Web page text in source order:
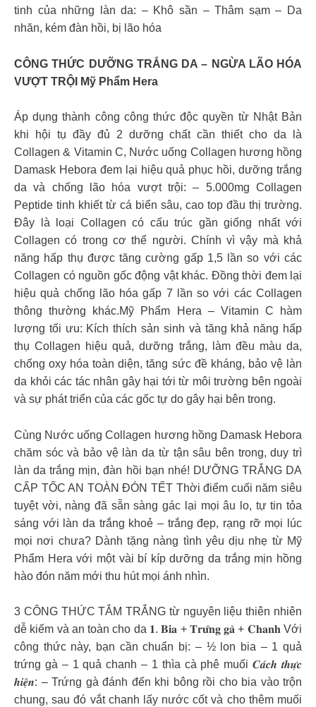
tinh của những làn da: – Khô sần – Thâm sạm – Da
nhăn, kém đàn hồi, bị lão hóa
CÔNG THỨC DƯỠNG TRẮNG DA – NGỪA LÃO HÓA
VƯỢT TRỘI Mỹ Phẩm Hera
Áp dụng thành công công thức độc quyền từ Nhật Bản
khi hội tụ đầy đủ 2 dưỡng chất cần thiết cho da là
Collagen & Vitamin C, Nước uống Collagen hương hồng
Damask Hebora đem lại hiệu quả phục hồi, dưỡng trắng
da và chống lão hóa vượt trội: – 5.000mg Collagen
Peptide tinh khiết từ cá biển sâu, cao top đầu thị trường.
Đây là loại Collagen có cấu trúc gần giống nhất với
Collagen có trong cơ thể người. Chính vì vậy mà khả
năng hấp thụ được tăng cường gấp 1,5 lần so với các
Collagen có nguồn gốc động vật khác. Đồng thời đem lại
hiệu quả chống lão hóa gấp 7 lần so với các Collagen
thông thường khác.Mỹ Phẩm Hera – Vitamin C hàm
lượng tối ưu: Kích thích sản sinh và tăng khả năng hấp
thụ Collagen hiệu quả, dưỡng trắng, làm đều màu da,
chống oxy hóa toàn diện, tăng sức đề kháng, bảo vệ làn
da khỏi các tác nhân gây hại tới từ môi trường bên ngoài
và sự phát triển của các gốc tự do gây hại bên trong.
Cùng Nước uống Collagen hương hồng Damask Hebora
chăm sóc và bảo vệ làn da từ tận sâu bên trong, duy trì
làn da trắng mịn, đàn hồi bạn nhé! DƯỠNG TRẮNG DA
CẤP TỐC AN TOÀN ĐÓN TẾT Thời điểm cuối năm siêu
tuyệt vời, nàng đã sẵn sàng gác lại mọi âu lo, tự tin tỏa
sáng với làn da trắng khoẻ – trắng đẹp, rạng rỡ mọi lúc
mọi nơi chưa? Dành tặng nàng tình yêu dịu nhẹ từ Mỹ
Phẩm Hera với một vài bí kíp dưỡng da trắng mịn hồng
hào đón năm mới thu hút mọi ánh nhìn.
3 CÔNG THỨC TẮM TRẮNG từ nguyên liệu thiên nhiên
dễ kiếm và an toàn cho da 𝟏. 𝐁𝐢𝐚 + 𝐓𝐫𝐮̛́𝐧𝐠 𝐠𝐚̀ + 𝐂𝐡𝐚𝐧𝐡 Với
công thức này, bạn cần chuẩn bị: – ½ lon bia – 1 quả
trứng gà – 1 quả chanh – 1 thìa cà phê muối 𝑪𝒂́𝒄𝒉 𝒕𝒉𝒖̛̣𝒄
𝒉𝒊𝒆̣̂𝒏: – Trứng gà đánh đến khi bông rồi cho bia vào trộn
chung, sau đó vắt chanh lấy nước cốt và cho thêm muối